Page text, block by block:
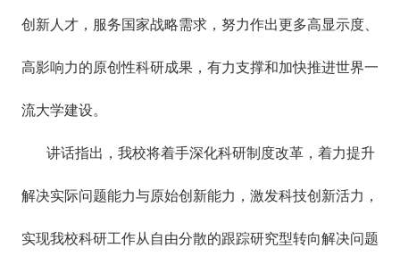
创新人才，服务国家战略需求，努力作出更多高显示度、
高影响力的原创性科研成果，有力支撑和加快推进世界一
流大学建设。
讲话指出，我校将着手深化科研制度改革，着力提升
解决实际问题能力与原始创新能力，激发科技创新活力，
实现我校科研工作从自由分散的跟踪研究型转向解决问题